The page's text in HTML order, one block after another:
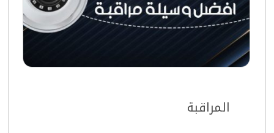
المراقبة